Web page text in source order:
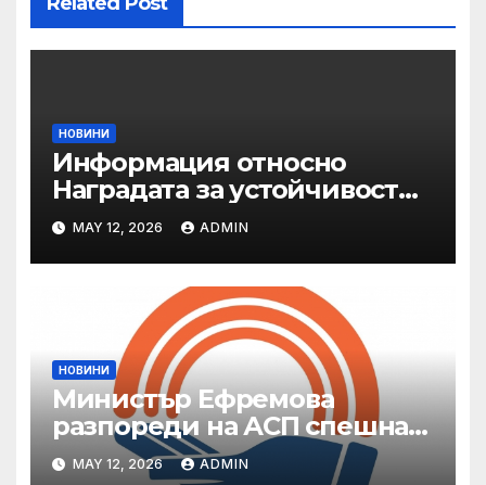
НОВИНИ
Информация относно
Наградата за устойчивост
на ОАЕ „Зайед“
MAY 12, 2026 ADMIN
НОВИНИ
Министър Ефремова
разпореди на АСП спешна
готовност за оказване на
MAY 12, 2026 ADMIN